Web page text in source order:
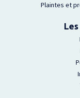
Plaintes et